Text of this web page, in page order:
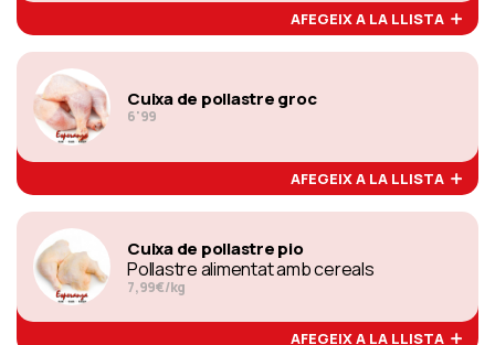
AFEGEIX A LA LLISTA
Cuixa de pollastre groc
6'99
AFEGEIX A LA LLISTA
Cuixa de pollastre pio
Pollastre alimentat amb cereals
7,99€/kg
AFEGEIX A LA LLISTA